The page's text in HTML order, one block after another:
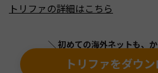
トリファの詳細はこちら
＼ 初めての海外ネットも、
トリファをダウ